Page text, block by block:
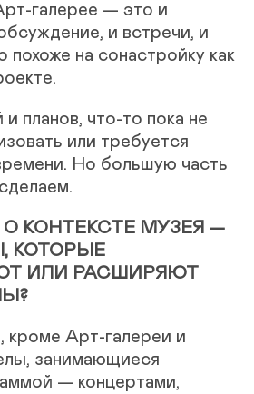
галерее — это и
и встречи, и
похоже на сонастройку как
планов, что-то пока не
или требуется
Но большую часть
КОНТЕКСТЕ МУЗЕЯ —
КОТОРЫЕ
ИЛИ РАСШИРЯЮТ
кроме Арт-галереи и
занимающиеся
— концертами,